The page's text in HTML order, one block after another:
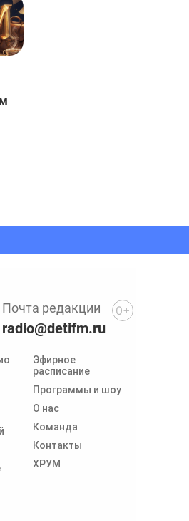
Эфирное
расписание
Программы и шоу
О нас
Команда
Контакты
ХРУМ
Почта редакции
radio@detifm.ru
0+